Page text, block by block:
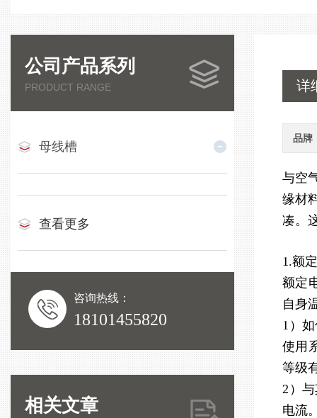
公司产品系列
PRODUCT RANGE
母线槽
查看更多
咨询热线：
18101455820
相关文章
详
品牌
与空
缘材
凑。
1.额
额定
自身
1）
使用
等级
2）
电流